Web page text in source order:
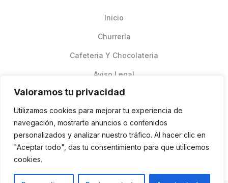
Valoramos tu privacidad
Utilizamos cookies para mejorar tu experiencia de
navegación, mostrarte anuncios o contenidos
personalizados y analizar nuestro tráfico. Al hacer clic en
"Aceptar todo", das tu consentimiento para que utilicemos
cookies.
Inicio
Churrería
Cafeteria Y Chocolateria
Aviso Legal
Pedidos Online Glovo
Contacto